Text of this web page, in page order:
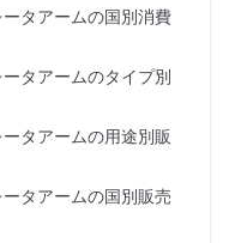
タアームの国別消費
タアームのタイプ別
タアームの用途別販
タアームの国別販売